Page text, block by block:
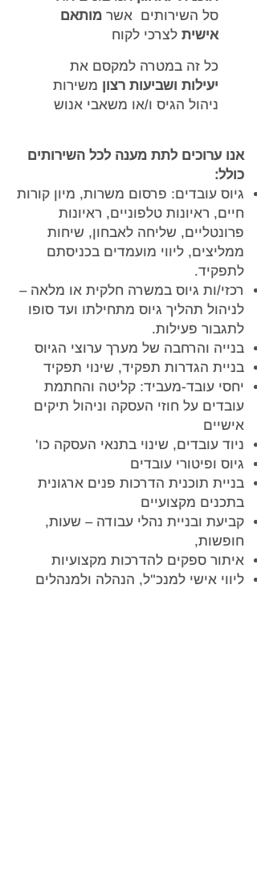
סל השירותים אשר מותאם
אישית לצרכי לקוח
כל זה במטרה למקסם את
יעילות ושביעות רצון משירות
ניהול הגיס ו/או משאבי אנוש
אנו ערוכים לתת מענה לכל השירותים
כולל:
גיוס עובדים: פרסום משרות, מיון קורות
חיים, ראיונות טלפוניים, ראיונות
פרונטליים, שליחה לאבחון, שיחות
ממליצים, ליווי מועמדים בכניסתם
לתפקיד.
רכזי/ות גיוס במשרה חלקית או מלאה –
לניהול תהליך גיוס מתחילתו ועד סופו
לתגבור פעילות.
בנייה והרחבה של מערך ערוצי הגיוס
בניית הגדרות תפקיד, שינוי תפקיד
יחסי עובד-מעביד: קליטה והחתמת
עובדים על חוזי העסקה וניהול תיקים
אישיים
ניוד עובדים, שינוי בתנאי העסקה כו'
גיוס ופיטורי עובדים
בניית תוכנית הדרכות פנים ארגונית
בתכנים מקצועיים
קביעת ובניית נהלי עבודה – שעות,
חופשות,
איתור ספקים להדרכות מקצועיות
ליווי אישי למנכ"ל, הנהלה ולמנהלים